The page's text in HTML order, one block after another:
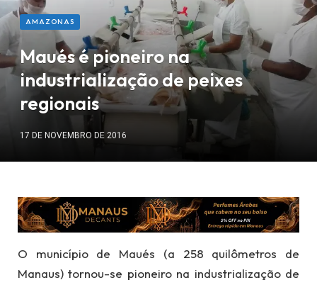
AMAZONAS
Maués é pioneiro na
industrialização de peixes
regionais
17 DE NOVEMBRO DE 2016
O município de Maués (a 258 quilômetros de
Manaus) tornou-se pioneiro na industrialização de